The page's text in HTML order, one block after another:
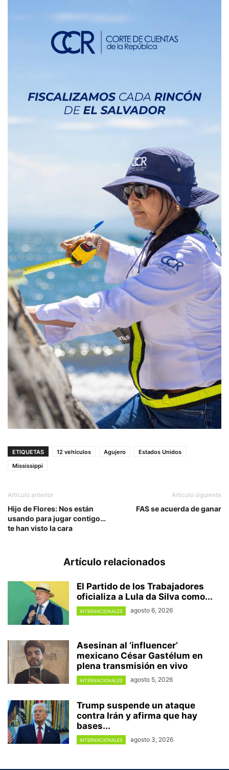
ETIQUETAS 12 vehículos Agujero
Estados Unidos
Mississippi
Artículo anterior
Hijo de Flores: Nos están
usando para jugar contigo…
te han visto la cara
Artículo siguiente
FAS se acuerda de ganar
Artículo relacionados
El Partido de los Trabajadores
oficializa a Lula da Silva como...
INTERNACIONALES agosto 6, 2026
Asesinan al ‘influencer’
mexicano César Gastélum en
plena transmisión en vivo
INTERNACIONALES agosto 5, 2026
Trump suspende un ataque
contra Irán y afirma que hay
bases...
INTERNACIONALES agosto 3, 2026